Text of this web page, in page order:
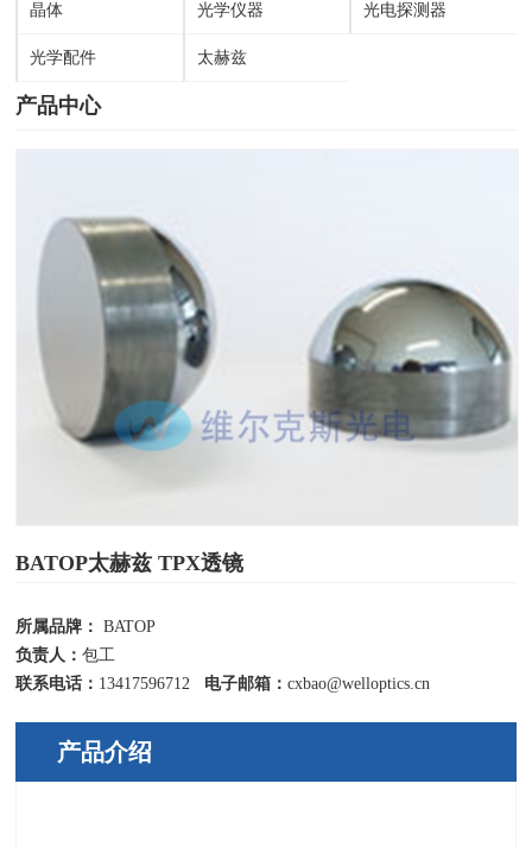
晶体 光学仪器 光电探测器
光学配件 太赫兹
产品中心
BATOP太赫兹 TPX透镜
所属品牌： BATOP
负责人：包工
联系电话： 13417596712 电子邮箱：cxbao@welloptics.cn
产品介绍